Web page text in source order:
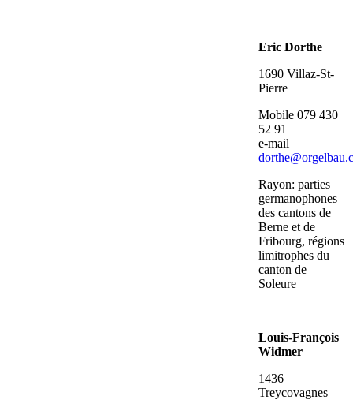
Eric Dorthe
1690 Villaz-St-
Pierre
Mobile 079 430
52 91
e-mail
Rayon: parties
germanophones
des cantons de
Berne et de
Fribourg, régions
limitrophes du
canton de
Soleure
Louis-François
Widmer
1436
Treycovagnes